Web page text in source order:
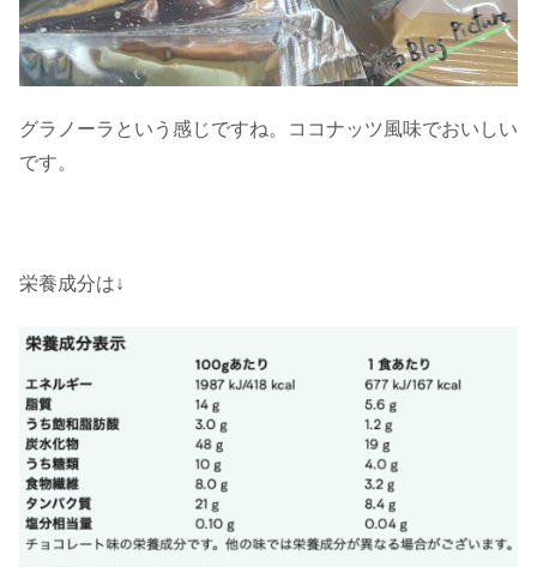
グラノーラという感じですね。ココナッツ風味でおいしい
です。
栄養成分は↓